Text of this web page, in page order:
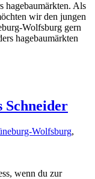
hagebaumärkten. Als
wir den jungen
Wolfsburg gern
hagebaumärkten
Wolfsburg,
wenn du zur